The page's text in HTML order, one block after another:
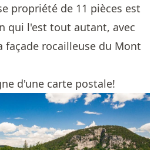
propriété de 11 pièces est
qui l'est tout autant, avec
façade rocailleuse du Mont
d'une carte postale!